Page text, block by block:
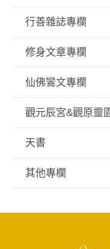
行善雜誌專欄
修身文章專欄
仙佛鸞文專欄
觀元辰宮&觀原靈
天書
其他專欄